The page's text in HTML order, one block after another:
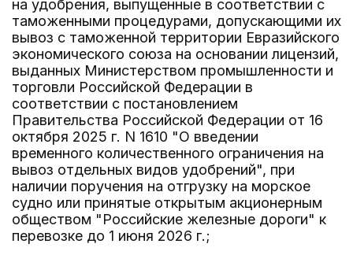
на удобрения, выпущенные в соответствии с
таможенными процедурами, допускающими их
вывоз с таможенной территории Евразийского
экономического союза на основании лицензий,
выданных Министерством промышленности и
торговли Российской Федерации в
соответствии с постановлением
Правительства Российской Федерации от 16
октября 2025 г. N 1610 "О введении
временного количественного ограничения на
вывоз отдельных видов удобрений", при
наличии поручения на отгрузку на морское
судно или принятые открытым акционерным
обществом "Российские железные дороги" к
перевозке до 1 июня 2026 г.;